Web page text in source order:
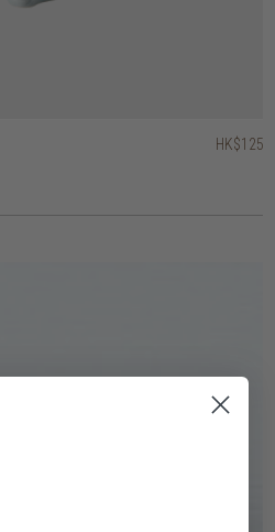
HK$125
HK$375
HK$375
HK$145
HK$195
HK$395
HK$1,950
HK$2,250
HK$95
HK$395